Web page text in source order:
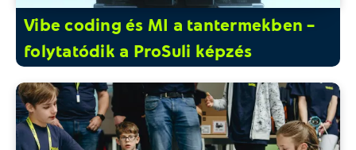
Vibe coding és MI a tantermekben –
folytatódik a ProSuli képzés